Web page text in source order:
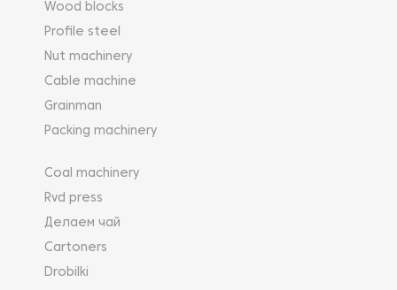
Wood blocks
Profile steel
Nut machinery
Cable machine
Grainman
Packing machinery
Coal machinery
Rvd press
Делаем чай
Cartoners
Drobilki